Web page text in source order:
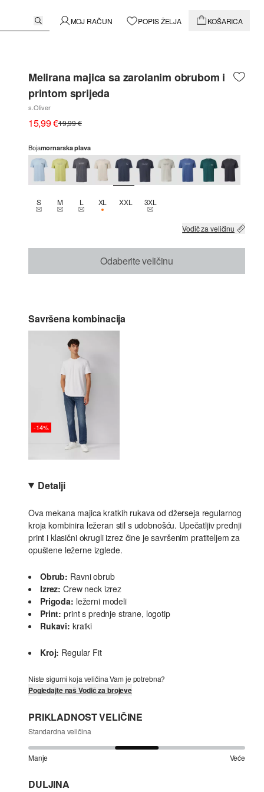
MOJ RAČUN POPIS ŽELJA KOŠARICA
Melirana majica sa zarolanim obrubom i
printom sprijeda
s.Oliver
15,99 €19,99 €
Bojamornarska plava
STHIS SIZE IS CURRENTLY OUT OF STOCK
MTHIS SIZE IS CURRENTLY OUT OF STOCK
LTHIS SIZE IS CURRENTLY OUT OF STOCK
XLDOSTUPNO SAMO 2
XXL 3XLTHIS SIZE IS CURRENTLY OUT OF
Vodič za veličinu
Odaberite veličinu
Savršena kombinacija
-14%
Detalji
Ova mekana majica kratkih rukava od džerseja regularnog
kroja kombinira ležeran stil s udobnošću. Upečatljiv prednji
print i klasični okrugli izrez čine je savršenim pratiteljem za
opuštene ležerne izglede.
Obrub: Ravni obrub
Izrez: Crew neck izrez
Prigoda: ležerni modeli
Print: print s prednje strane, logotip
Rukavi: kratki
Kroj: Regular Fit
Niste sigurni koja veličina Vam je potrebna?
Pogledajte naš Vodič za brojeve
PRIKLADNOST VELIČINE
Standardna veličina
Manje Veće
DULJINA